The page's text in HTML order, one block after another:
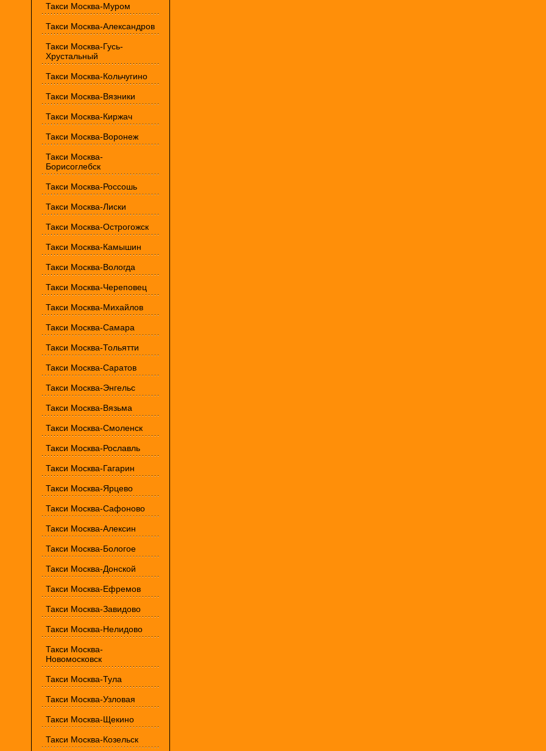
Такси Москва-Муром
Такси Москва-Александров
Такси Москва-Гусь-
Хрустальный
Такси Москва-Кольчугино
Такси Москва-Вязники
Такси Москва-Киржач
Такси Москва-Воронеж
Такси Москва-
Борисоглебск
Такси Москва-Россошь
Такси Москва-Лиски
Такси Москва-Острогожск
Такси Москва-Камышин
Такси Москва-Вологда
Такси Москва-Череповец
Такси Москва-Михайлов
Такси Москва-Самара
Такси Москва-Тольятти
Такси Москва-Саратов
Такси Москва-Энгельс
Такси Москва-Вязьма
Такси Москва-Смоленск
Такси Москва-Рославль
Такси Москва-Гагарин
Такси Москва-Ярцево
Такси Москва-Сафоново
Такси Москва-Алексин
Такси Москва-Бологое
Такси Москва-Донской
Такси Москва-Ефремов
Такси Москва-Завидово
Такси Москва-Нелидово
Такси Москва-
Новомосковск
Такси Москва-Тула
Такси Москва-Узловая
Такси Москва-Щекино
Такси Москва-Козельск